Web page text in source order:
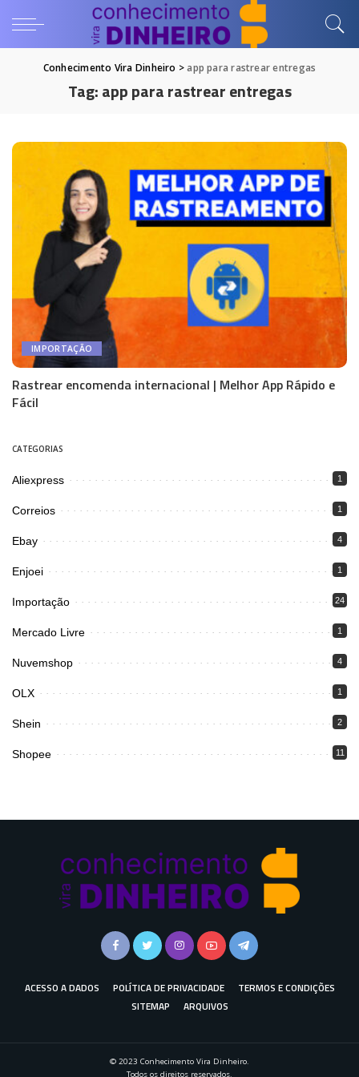
Conhecimento Vira Dinheiro >app para rastrear entregas
Tag:app para rastrear entregas
IMPORTAÇÃO
Rastrear encomenda internacional | Melhor App Rápido e
Fácil
CATEGORIAS
Aliexpress 1
Correios 1
Ebay 4
Enjoei 1
Importação 24
Mercado Livre 1
Nuvemshop 4
OLX 1
Shein 2
Shopee 11
ACESSO A DADOS POLÍTICA DE PRIVACIDADE
TERMOS E CONDIÇÕES
SITEMAP
ARQUIVOS
© 2023 Conhecimento Vira Dinheiro.
Todos os direitos reservados.